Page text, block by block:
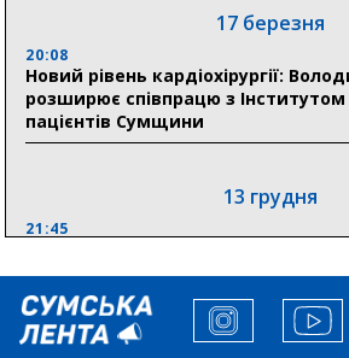
Місто посилює міжнародну
отримали 12 потужних станцій для
17 березня
20:08
Новий рівень кардіохірургії:
розширює співпрацю з
пацієнтів Сумщини
13 грудня
21:45
збільшити завантаження стратегічних
виробників”, – нардеп Максим Гузенко